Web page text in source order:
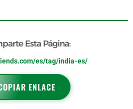
Esta Página:
es/tag/india-es/
ENLACE